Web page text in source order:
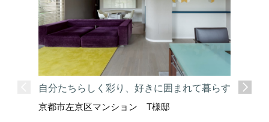
自分たちらしく彩り、好きに囲まれて暮らす
京都市左京区マンション T様邸